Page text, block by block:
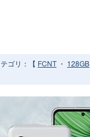
ゴリ：【 FCNT ・ 128GB